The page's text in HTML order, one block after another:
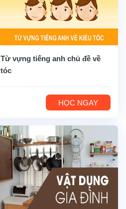
Từ vựng tiếng anh chủ đề về
tóc
HỌC NGAY